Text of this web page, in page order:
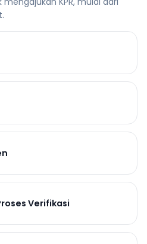
Verifikasi